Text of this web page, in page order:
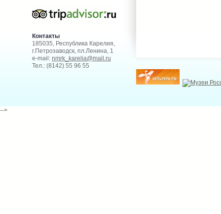
Контакты
185035, Республика Карелия,
г.Петрозаводск, пл.Ленина, 1
e-mail: nmrk_karelia@mail.ru
Тел.: (8142) 55 96 55
-->